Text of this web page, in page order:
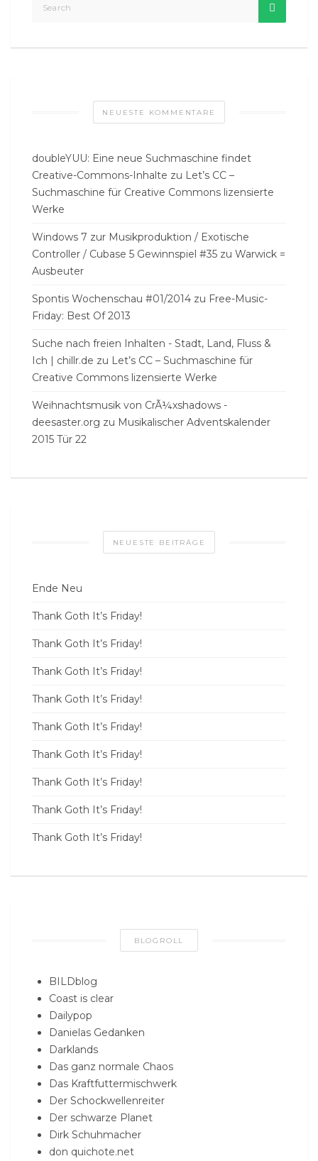
NEUESTE KOMMENTARE
doubleYUU: Eine neue Suchmaschine findet
Creative-Commons-Inhalte zu Let’s CC –
Suchmaschine für Creative Commons lizensierte
Werke
Windows 7 zur Musikproduktion / Exotische
Controller / Cubase 5 Gewinnspiel #35 zu Warwick =
Ausbeuter
Spontis Wochenschau #01/2014 zu Free-Music-
Friday: Best Of 2013
Suche nach freien Inhalten - Stadt, Land, Fluss &
Ich | chillr.de zu Let’s CC – Suchmaschine für
Creative Commons lizensierte Werke
Weihnachtsmusik von CrÃ¼xshadows -
deesaster.org zu Musikalischer Adventskalender
2015 Tür 22
NEUESTE BEITRÄGE
Ende Neu
Thank Goth It’s Friday!
Thank Goth It’s Friday!
Thank Goth It’s Friday!
Thank Goth It’s Friday!
Thank Goth It’s Friday!
Thank Goth It’s Friday!
Thank Goth It’s Friday!
Thank Goth It’s Friday!
Thank Goth It’s Friday!
BLOGROLL
BILDblog
Coast is clear
Dailypop
Danielas Gedanken
Darklands
Das ganz normale Chaos
Das Kraftfuttermischwerk
Der Schockwellenreiter
Der schwarze Planet
Dirk Schuhmacher
don quichote.net